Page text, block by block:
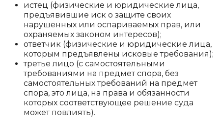
истец (физические и юридические лица,
предъявившие иск о защите своих
нарушенных или оспариваемых прав, или
охраняемых законом интересов);
ответчик (физические и юридические лица,
которым предъявлены исковые требования);
третье лицо (с самостоятельными
требованиями на предмет спора, без
самостоятельных требований на предмет
спора, это лица, на права и обязанности
которых соответствующее решение суда
может повлиять).